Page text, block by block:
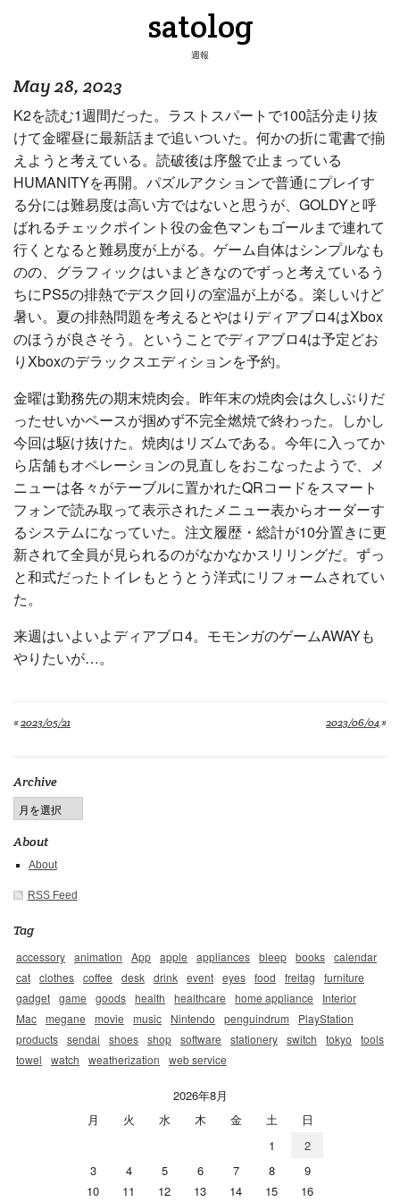
satolog
週報
May 28, 2023
K2を読む1週間だった。ラストスパートで100話分走り抜
けて金曜昼に最新話まで追いついた。何かの折に電書で揃
えようと考えている。読破後は序盤で止まっている
HUMANITYを再開。パズルアクションで普通にプレイす
る分には難易度は高い方ではないと思うが、GOLDYと呼
ばれるチェックポイント役の金色マンもゴールまで連れて
行くとなると難易度が上がる。ゲーム自体はシンプルなも
のの、グラフィックはいまどきなのでずっと考えているう
ちにPS5の排熱でデスク回りの室温が上がる。楽しいけど
暑い。夏の排熱問題を考えるとやはりディアブロ4はXbox
のほうが良さそう。ということでディアブロ4は予定どお
りXboxのデラックスエディションを予約。
金曜は勤務先の期末焼肉会。昨年末の焼肉会は久しぶりだ
ったせいかペースが掴めず不完全燃焼で終わった。しかし
今回は駆け抜けた。焼肉はリズムである。今年に入ってか
ら店舗もオペレーションの見直しをおこなったようで、メ
ニューは各々がテーブルに置かれたQRコードをスマート
フォンで読み取って表示されたメニュー表からオーダーす
るシステムになっていた。注文履歴・総計が10分置きに更
新されて全員が見られるのがなかなかスリリングだ。ずっ
と和式だったトイレもとうとう洋式にリフォームされてい
た。
来週はいよいよディアブロ4。モモンガのゲームAWAYも
やりたいが…。
«2023/05/21 2023/06/04»
Archive
About
About
RSS Feed
Tag
accessory animation App apple appliances bleep books calendar
cat clothes coffee desk drink event eyes food freitag
furniture
gadget game goods health healthcare home appliance
Interior
Mac megane movie music Nintendo penguindrum
PlayStation
products sendai shoes shop software stationery switch tokyo
tools
towel
watch weatherization web service
2026年8月
月
火 水 木 金 土
日
1
2
3
4 5 6 7 8
9
10
11 12 13 14 15 16